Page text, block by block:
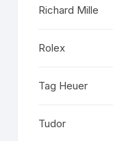
Richard Mille
Rolex
Tag Heuer
Tudor